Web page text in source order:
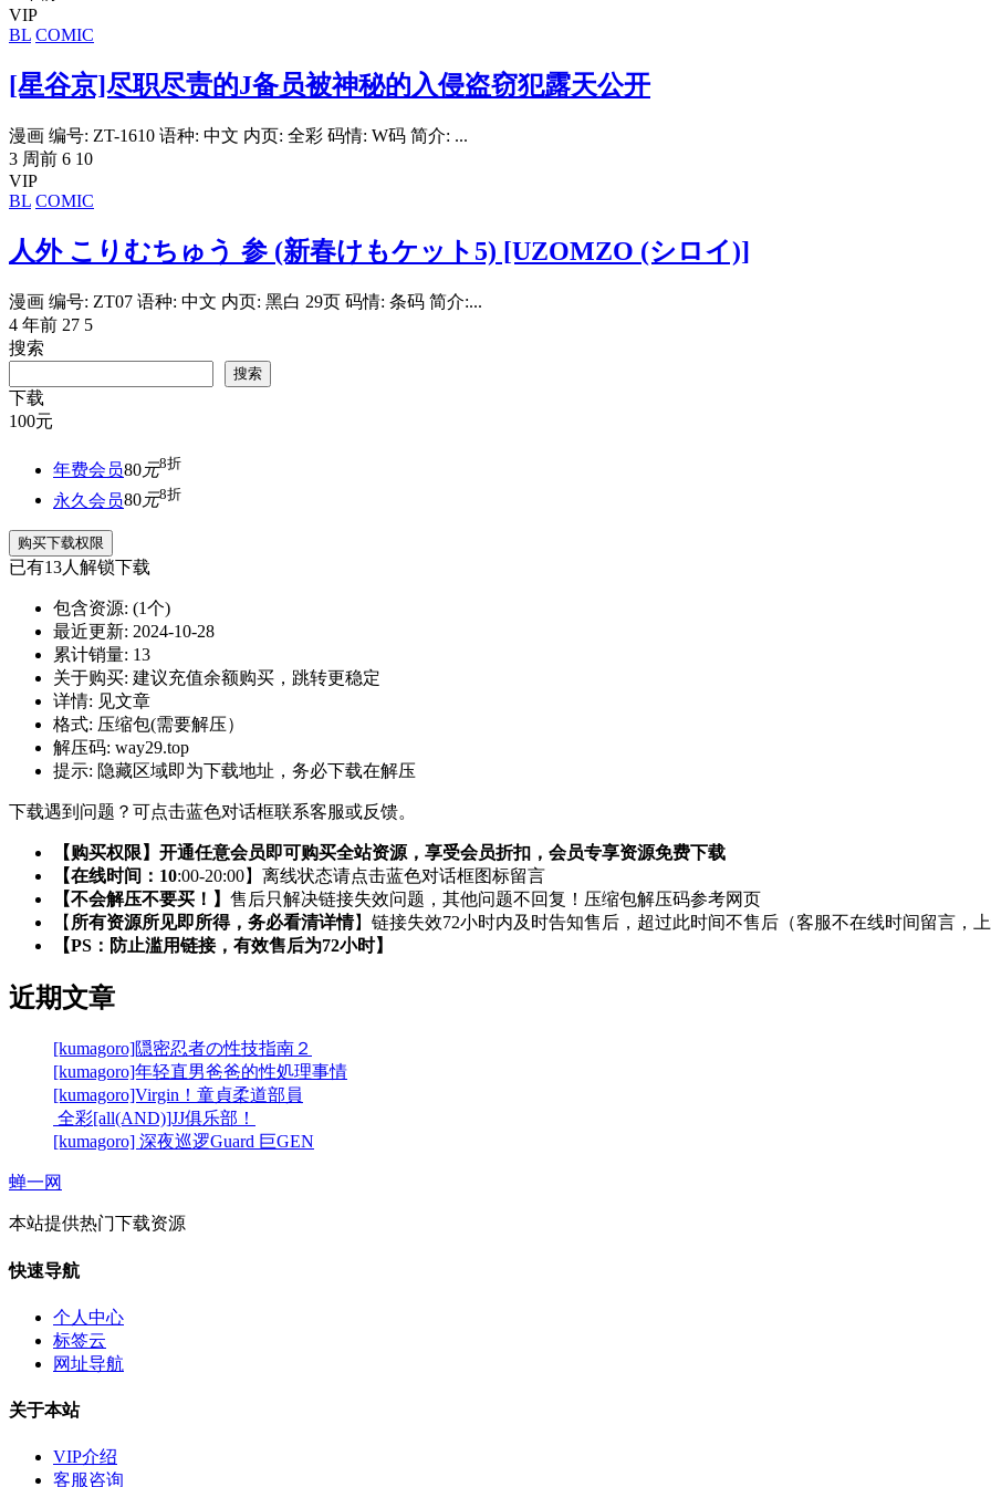
VIP
BL COMIC
[星谷京]尽职尽责的J备员被神秘的入侵盗窃犯露天公开
漫画 编号: ZT-1610 语种: 中文 内页: 全彩 码情: W码 简介: ...
3 周前 6 10
VIP
BL COMIC
人外 こりむちゅう 参 (新春けもケット5) [UZOMZO (シロイ)]
漫画 编号: ZT07 语种: 中文 内页: 黑白 29页 码情: 条码 简介:...
4 年前 27 5
搜索
搜索
下载
100元
年费会员80元8折
永久会员80元8折
购买下载权限
已有13人解锁下载
包含资源: (1个)
最近更新: 2024-10-28
累计销量: 13
关于购买: 建议充值余额购买，跳转更稳定
详情: 见文章
格式: 压缩包(需要解压）
解压码: way29.top
提示: 隐藏区域即为下载地址，务必下载在解压
下载遇到问题？可点击蓝色对话框联系客服或反馈。
【购买权限】开通任意会员即可购买全站资源，享受会员折扣，会员专享资源免费下载
【在线时间：10:00-20:00】离线状态请点击蓝色对话框图标留言
【不会解压不要买！】 售后只解决链接失效问题，其他问题不回复！压缩包解压码参考网页
【 所有资源所见即所得，务必看清详情】链接失效72小时内及时告知售后，超过此时间不售后（客服不在线时间留言，上
【PS：防止滥用链接，有效售后为72小时】
近期文章
[kumagoro]隠密忍者の性技指南２
[kumagoro]年轻直男爸爸的性処理事情
[kumagoro]Virgin！童貞柔道部員
全彩[all(AND)]JJ俱乐部！
[kumagoro] 深夜巡逻Guard 巨GEN
蝉一网
本站提供热门下载资源
快速导航
个人中心
标签云
网址导航
关于本站
VIP介绍
客服咨询